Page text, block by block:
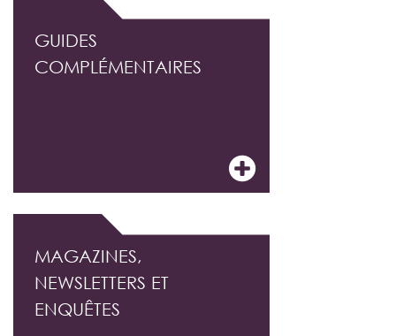
GUIDES
COMPLÉMENTAIRES
MAGAZINES,
NEWSLETTERS ET
ENQUÊTES